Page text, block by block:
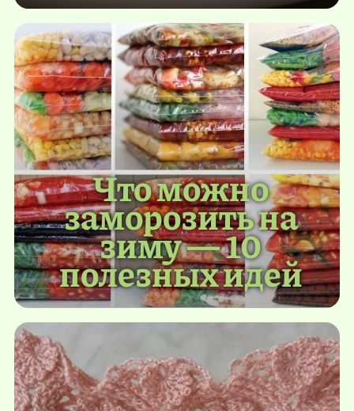
Что можно
заморозить на
зиму — 10
полезных идей